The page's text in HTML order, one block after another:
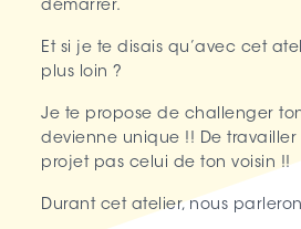
démarrer.
Et si je te disais qu’avec cet
plus loin ?
Je te propose de challenger
devienne unique !! De travailler
projet pas celui de ton voisin !!
Durant cet atelier, nous